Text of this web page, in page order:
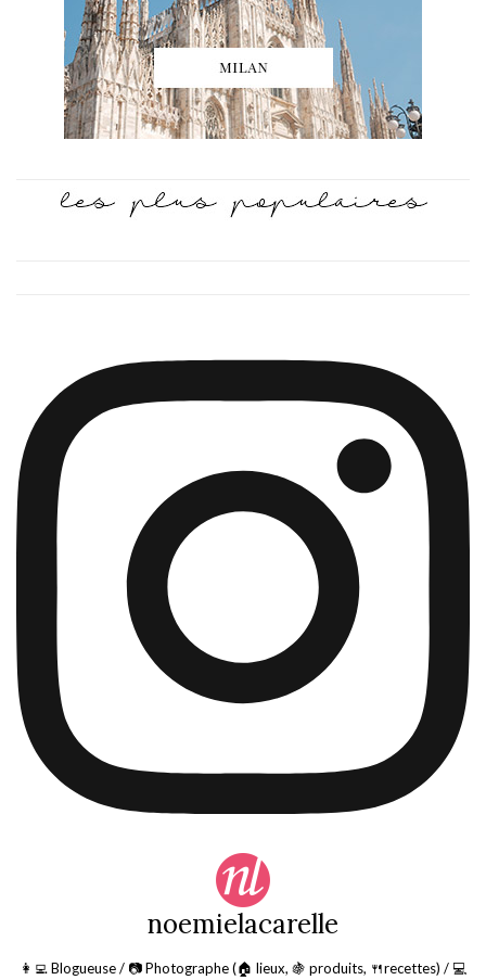
noemielacarelle
👩‍💻 Blogueuse / 📷 Photographe (🏠 lieux, 🍇 produits, 🍴recettes) / 💻